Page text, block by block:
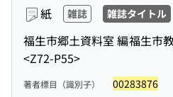
紙 雑誌 雑誌タイトル
福生市郷土資料室 編福生市
<Z72-P55>
著者標目（識別子） 00283876